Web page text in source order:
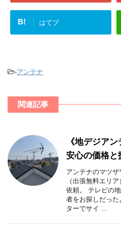
B! はてブ
-アンテナ
関連記事
《地デジア
安心の価格と
アンテナのマツ
（出張無料エリ
依頼。 テレビの
者をお探しだっ
ターでサイ ...